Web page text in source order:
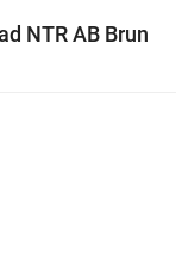
NTR AB Brun